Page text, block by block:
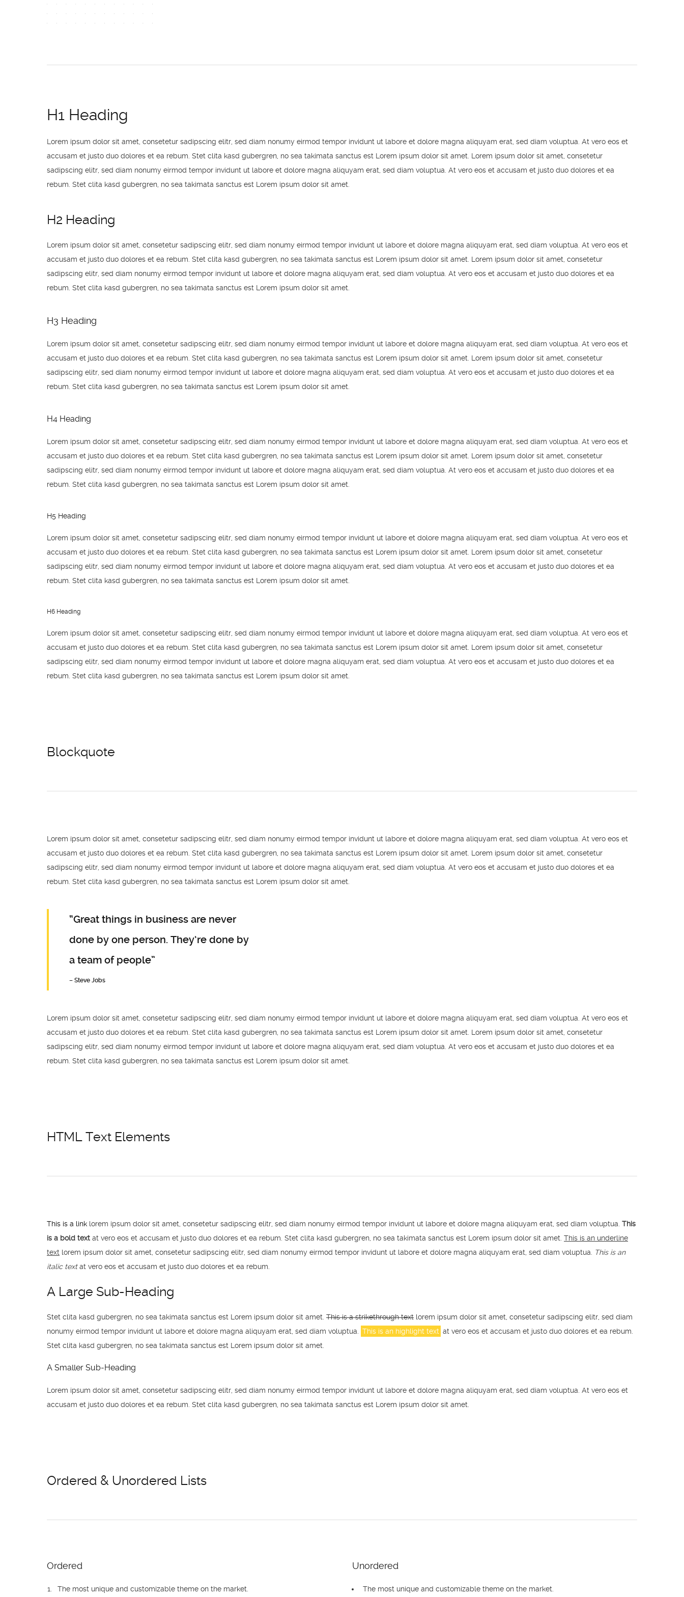
H1 Heading
Lorem ipsum dolor sit amet, consetetur sadipscing elitr, sed diam nonumy eirmod tempor invidunt ut labore et dolore magna aliquyam erat, sed diam voluptua. At vero eos et
accusam et justo duo dolores et ea rebum. Stet clita kasd gubergren, no sea takimata sanctus est Lorem ipsum dolor sit amet. Lorem ipsum dolor sit amet, consetetur
sadipscing elitr, sed diam nonumy eirmod tempor invidunt ut labore et dolore magna aliquyam erat, sed diam voluptua. At vero eos et accusam et justo duo dolores et ea
rebum. Stet clita kasd gubergren, no sea takimata sanctus est Lorem ipsum dolor sit amet.
H2 Heading
Lorem ipsum dolor sit amet, consetetur sadipscing elitr, sed diam nonumy eirmod tempor invidunt ut labore et dolore magna aliquyam erat, sed diam voluptua. At vero eos et
accusam et justo duo dolores et ea rebum. Stet clita kasd gubergren, no sea takimata sanctus est Lorem ipsum dolor sit amet. Lorem ipsum dolor sit amet, consetetur
sadipscing elitr, sed diam nonumy eirmod tempor invidunt ut labore et dolore magna aliquyam erat, sed diam voluptua. At vero eos et accusam et justo duo dolores et ea
rebum. Stet clita kasd gubergren, no sea takimata sanctus est Lorem ipsum dolor sit amet.
H3 Heading
Lorem ipsum dolor sit amet, consetetur sadipscing elitr, sed diam nonumy eirmod tempor invidunt ut labore et dolore magna aliquyam erat, sed diam voluptua. At vero eos et
accusam et justo duo dolores et ea rebum. Stet clita kasd gubergren, no sea takimata sanctus est Lorem ipsum dolor sit amet. Lorem ipsum dolor sit amet, consetetur
sadipscing elitr, sed diam nonumy eirmod tempor invidunt ut labore et dolore magna aliquyam erat, sed diam voluptua. At vero eos et accusam et justo duo dolores et ea
rebum. Stet clita kasd gubergren, no sea takimata sanctus est Lorem ipsum dolor sit amet.
H4 Heading
Lorem ipsum dolor sit amet, consetetur sadipscing elitr, sed diam nonumy eirmod tempor invidunt ut labore et dolore magna aliquyam erat, sed diam voluptua. At vero eos et
accusam et justo duo dolores et ea rebum. Stet clita kasd gubergren, no sea takimata sanctus est Lorem ipsum dolor sit amet. Lorem ipsum dolor sit amet, consetetur
sadipscing elitr, sed diam nonumy eirmod tempor invidunt ut labore et dolore magna aliquyam erat, sed diam voluptua. At vero eos et accusam et justo duo dolores et ea
rebum. Stet clita kasd gubergren, no sea takimata sanctus est Lorem ipsum dolor sit amet.
H5 Heading
Lorem ipsum dolor sit amet, consetetur sadipscing elitr, sed diam nonumy eirmod tempor invidunt ut labore et dolore magna aliquyam erat, sed diam voluptua. At vero eos et
accusam et justo duo dolores et ea rebum. Stet clita kasd gubergren, no sea takimata sanctus est Lorem ipsum dolor sit amet. Lorem ipsum dolor sit amet, consetetur
sadipscing elitr, sed diam nonumy eirmod tempor invidunt ut labore et dolore magna aliquyam erat, sed diam voluptua. At vero eos et accusam et justo duo dolores et ea
rebum. Stet clita kasd gubergren, no sea takimata sanctus est Lorem ipsum dolor sit amet.
H6 Heading
Lorem ipsum dolor sit amet, consetetur sadipscing elitr, sed diam nonumy eirmod tempor invidunt ut labore et dolore magna aliquyam erat, sed diam voluptua. At vero eos et
accusam et justo duo dolores et ea rebum. Stet clita kasd gubergren, no sea takimata sanctus est Lorem ipsum dolor sit amet. Lorem ipsum dolor sit amet, consetetur
sadipscing elitr, sed diam nonumy eirmod tempor invidunt ut labore et dolore magna aliquyam erat, sed diam voluptua. At vero eos et accusam et justo duo dolores et ea
rebum. Stet clita kasd gubergren, no sea takimata sanctus est Lorem ipsum dolor sit amet.
Blockquote
Lorem ipsum dolor sit amet, consetetur sadipscing elitr, sed diam nonumy eirmod tempor invidunt ut labore et dolore magna aliquyam erat, sed diam voluptua. At vero eos et
accusam et justo duo dolores et ea rebum. Stet clita kasd gubergren, no sea takimata sanctus est Lorem ipsum dolor sit amet. Lorem ipsum dolor sit amet, consetetur
sadipscing elitr, sed diam nonumy eirmod tempor invidunt ut labore et dolore magna aliquyam erat, sed diam voluptua. At vero eos et accusam et justo duo dolores et ea
rebum. Stet clita kasd gubergren, no sea takimata sanctus est Lorem ipsum dolor sit amet.
“Great things in business are never
done by one person. They’re done by
a team of people”
– Steve Jobs
Lorem ipsum dolor sit amet, consetetur sadipscing elitr, sed diam nonumy eirmod tempor invidunt ut labore et dolore magna aliquyam erat, sed diam voluptua. At vero eos et
accusam et justo duo dolores et ea rebum. Stet clita kasd gubergren, no sea takimata sanctus est Lorem ipsum dolor sit amet. Lorem ipsum dolor sit amet, consetetur
sadipscing elitr, sed diam nonumy eirmod tempor invidunt ut labore et dolore magna aliquyam erat, sed diam voluptua. At vero eos et accusam et justo duo dolores et ea
rebum. Stet clita kasd gubergren, no sea takimata sanctus est Lorem ipsum dolor sit amet.
HTML Text Elements
This is a link lorem ipsum dolor sit amet, consetetur sadipscing elitr, sed diam nonumy eirmod tempor invidunt ut labore et dolore magna aliquyam erat, sed diam voluptua. This
is a bold text at vero eos et accusam et justo duo dolores et ea rebum. Stet clita kasd gubergren, no sea takimata sanctus est Lorem ipsum dolor sit amet. This is an underline
text lorem ipsum dolor sit amet, consetetur sadipscing elitr, sed diam nonumy eirmod tempor invidunt ut labore et dolore magna aliquyam erat, sed diam voluptua.
This is an
italic textat vero eos et accusam et justo duo dolores et ea rebum.
A Large Sub-Heading
Stet clita kasd gubergren, no sea takimata sanctus est Lorem ipsum dolor sit amet. This is a strikethrough text lorem ipsum dolor sit amet, consetetur sadipscing elitr, sed diam
nonumy eirmod tempor invidunt ut labore et dolore magna aliquyam erat, sed diam voluptua.
This is an highlight text at vero eos et accusam et justo duo dolores et ea rebum.
Stet clita kasd gubergren, no sea takimata sanctus est Lorem ipsum dolor sit amet.
A Smaller Sub-Heading
Lorem ipsum dolor sit amet, consetetur sadipscing elitr, sed diam nonumy eirmod tempor invidunt ut labore et dolore magna aliquyam erat, sed diam voluptua. At vero eos et
accusam et justo duo dolores et ea rebum. Stet clita kasd gubergren, no sea takimata sanctus est Lorem ipsum dolor sit amet.
Ordered & Unordered Lists
Ordered
The most unique and customizable theme on the market.
Unordered
The most unique and customizable theme on the market.